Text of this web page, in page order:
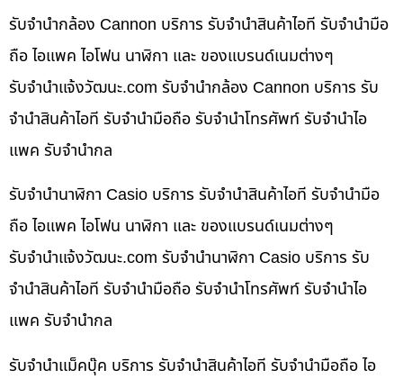
รับจำนำกล้อง Cannon บริการ รับจำนำสินค้าไอที รับจำนำมือ
ถือ ไอแพค ไอโฟน นาฬิกา และ ของแบรนด์เนมต่างๆ
รับจํานําแจ้งวัฒนะ.com รับจำนำกล้อง Cannon บริการ รับ
จำนำสินค้าไอที รับจำนำมือถือ รับจำนำโทรศัพท์ รับจำนำไอ
แพค รับจำนำกล
รับจำนำนาฬิกา Casio บริการ รับจำนำสินค้าไอที รับจำนำมือ
ถือ ไอแพค ไอโฟน นาฬิกา และ ของแบรนด์เนมต่างๆ
รับจํานําแจ้งวัฒนะ.com รับจำนำนาฬิกา Casio บริการ รับ
จำนำสินค้าไอที รับจำนำมือถือ รับจำนำโทรศัพท์ รับจำนำไอ
แพค รับจำนำกล
รับจำนำแม็คบุ๊ค บริการ รับจำนำสินค้าไอที รับจำนำมือถือ ไอ